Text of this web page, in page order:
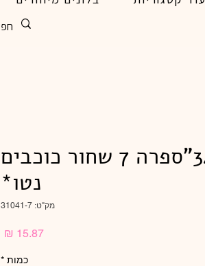
34"ספרה 7 שחור כוכבים
נטו*
מק"ט: 31041-7
כמות *